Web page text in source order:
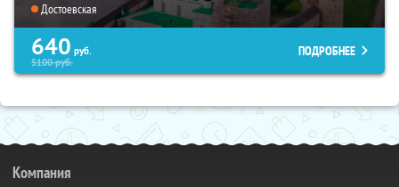
Достоевская
640 руб.
5100руб.
ПОДРОБНЕЕ
Компания